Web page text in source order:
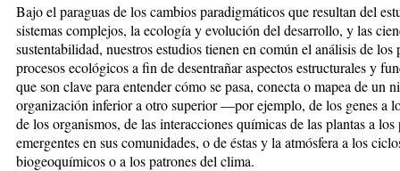
Bajo el paraguas de los cambios paradigmáticos que resultan del
sistemas complejos, la ecología y evolución del desarrollo, y las
sustentabilidad, nuestros estudios tienen en común el análisis de los
procesos ecológicos a fin de desentrañar aspectos estructurales y
que son clave para entender cómo se pasa, conecta o mapea de un
organización inferior a otro superior —por ejemplo, de los genes a
de los organismos, de las interacciones químicas de las plantas a los
emergentes en sus comunidades, o de éstas y la atmósfera a los
biogeoquímicos o a los patrones del clima.